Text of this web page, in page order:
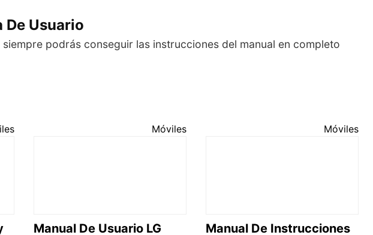
De Usuario
podrás conseguir las instrucciones del manual en completo
Móviles
Manual De Usuario LG
Móviles
Manual De Instrucciones